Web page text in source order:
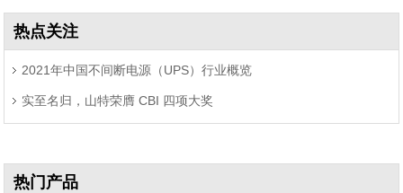
热点关注
2021年中国不间断电源（UPS）行业概览
实至名归，山特荣膺 CBI 四项大奖
热门产品